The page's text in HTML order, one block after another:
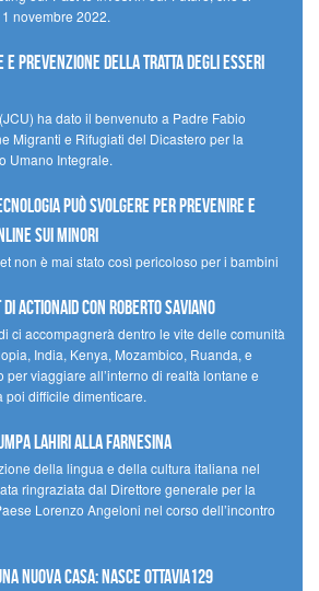
novembre 2022.
e prevenzione della tratta degli esseri
ha dato il benvenuto a Padre Fabio
Migranti e Rifugiati del Dicastero per la
Umano Integrale.
può svolgere per prevenire e
sui minori
non è mai stato così pericoloso per i bambini
ACTIONAID con Roberto Saviano
ci accompagnerà dentro le vite delle comunità
India, Kenya, Mozambico, Ruanda, e
viaggiare all’interno di realtà lontane e
poi difficile dimenticare.
Lahiri alla Farnesina
della lingua e della cultura italiana nel
ringraziata dal Direttore generale per la
Lorenzo Angeloni nel corso dell’incontro
nuova casa: nasce Ottavia129